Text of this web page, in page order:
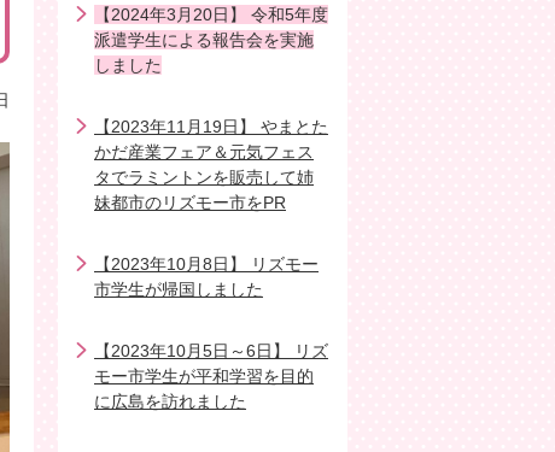
【2024年3月20日】 令和5年度
派遣学生による報告会を実施
しました
【2023年11月19日】 やまとた
かだ産業フェア＆元気フェス
タでラミントンを販売して姉
妹都市のリズモー市をPR
【2023年10月8日】 リズモー
市学生が帰国しました
【2023年10月5日～6日】 リズ
モー市学生が平和学習を目的
に広島を訪れました